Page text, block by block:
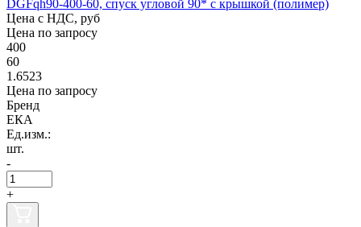
DGFqh90-400-60, спуск угловой 90* с крышкой (полимер)
Цена с НДС, руб
Цена по запросу
400
60
1.6523
Цена по запросу
Бренд
ЕКА
Ед.изм.:
шт.
-
+